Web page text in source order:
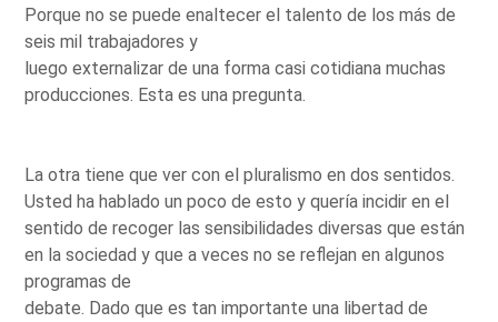
Porque no se puede enaltecer el talento de los más de
seis mil trabajadores y
luego externalizar de una forma casi cotidiana muchas
producciones. Esta es una pregunta.
La otra tiene que ver con el pluralismo en dos sentidos.
Usted ha hablado un poco de esto y quería incidir en el
sentido de recoger las sensibilidades diversas que están
en la sociedad y que a veces no se reflejan en algunos
programas de
debate. Dado que es tan importante una libertad de